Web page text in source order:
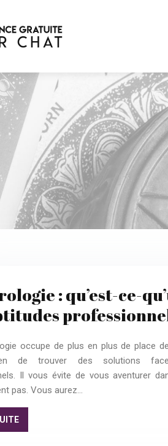
: qu’est-ce-
occupe de plus en plus de place
de trouver des solutions
Il vous évite de vous aventurer
pas. Vous aurez…